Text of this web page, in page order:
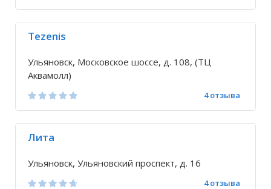
Tezenis
Ульяновск, Московское шоссе, д. 108, (ТЦ
Аквамолл)
4 отзыва
Лита
Ульяновск, Ульяновский проспект, д. 16
4 отзыва